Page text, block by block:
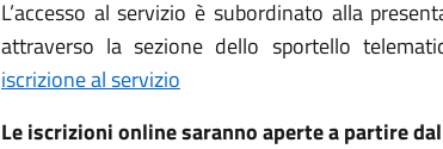
L’accesso al servizio è subordinato alla
attraverso la sezione dello sportello
iscrizione al servizio
Le iscrizioni online saranno aperte a partire